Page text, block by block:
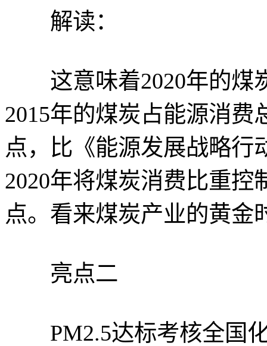
解读：
这意味着2020年的煤
2015年的煤炭占能源消费
点，比《能源发展战略行
2020年将煤炭消费比重控
点。看来煤炭产业的黄金
亮点二
PM2.5达标考核全国化